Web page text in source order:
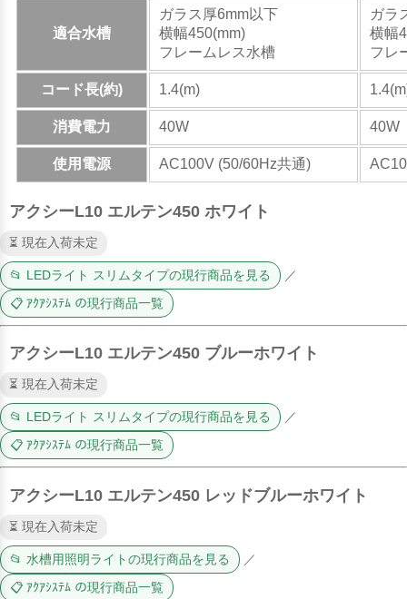
適合水槽
ガラス厚6mm以下
横幅450(mm)
フレームレス水槽
ガラ
横幅
フレ
コード長(約) 1.4(m)
消費電力 40W 40W
使用電源 AC100V (50/60Hz共通)
アクシーL10 エルテン450 ホワイト
⏳ 現在入荷未定
📂 LEDライト スリムタイプの現行商品を見る ／
📋 ｱｸｱｼｽﾃﾑ の現行商品一覧
アクシーL10 エルテン450 ブルーホワイト
⏳ 現在入荷未定
📂 LEDライト スリムタイプの現行商品を見る ／
📋 ｱｸｱｼｽﾃﾑ の現行商品一覧
アクシーL10 エルテン450 レッドブルーホワイト
⏳ 現在入荷未定
📂 水槽用照明ライトの現行商品を見る ／
📋 ｱｸｱｼｽﾃﾑ の現行商品一覧